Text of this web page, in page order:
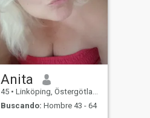
Anita
45 • Linköping, Östergötland, Suecia
Buscando: Hombre 43 - 64